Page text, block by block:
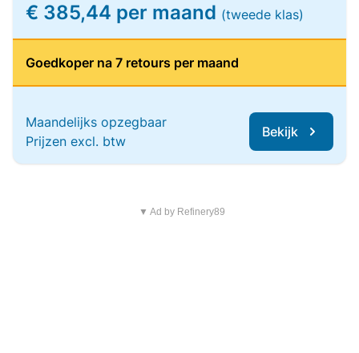
€ 385,44 per maand (tweede klas)
Goedkoper na 7 retours per maand
Maandelijks opzegbaar
Prijzen excl. btw
Bekijk
▼ Ad by Refinery89